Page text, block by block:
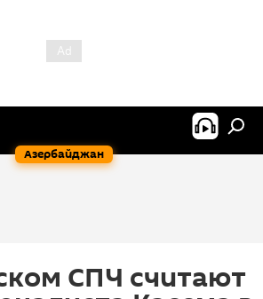
Азербайджан
СПЧ считают